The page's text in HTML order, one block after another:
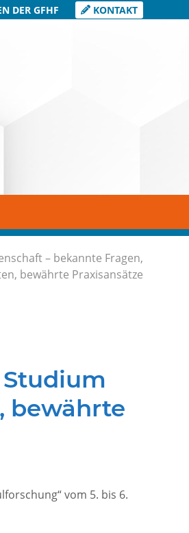
DER GFHF KONTAKT
– bekannte Fragen,
bewährte Praxisansätze
bewährte
vom 5. bis 6.